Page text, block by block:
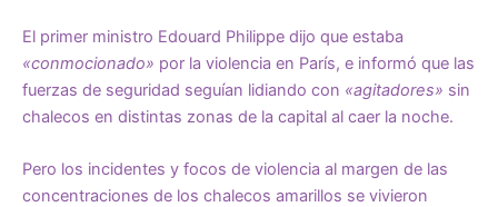
El primer ministro Edouard Philippe dijo que estaba
«conmocionado» por la violencia en París, e informó que las
fuerzas de seguridad seguían lidiando con «agitadores» sin
chalecos en distintas zonas de la capital al caer la noche.
Pero los incidentes y focos de violencia al margen de las
concentraciones de los chalecos amarillos se vivieron